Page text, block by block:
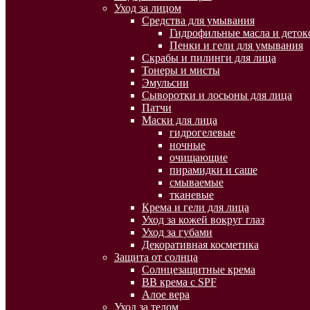
Уход за лицом
Средства для умывания
Гидрофильные масла и
Пенки и гели для умывания
Скрабы и пилинги для лица
Тонеры и мисты
Эмульсии
Сыворотки и лосьоны для лица
Патчи
Маски для лица
гидрогелевые
ночные
очищающие
пирамидки и саше
смываемые
тканевые
Крема и гели для лица
Уход за кожей вокруг глаз
Уход за губами
Декоративная косметика
Защита от солнца
Солнцезащитные крема
BB крема с SPF
Алое вера
Уход за телом